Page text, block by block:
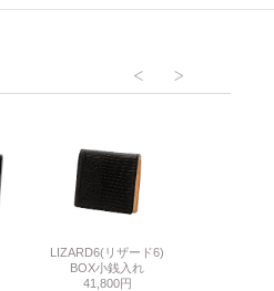
LIZARD6(リザード6)
BOX小銭入れ
41,800円